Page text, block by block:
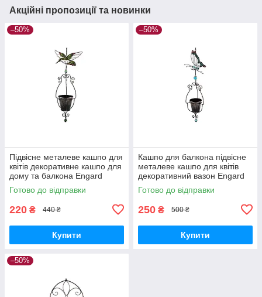
Акційні пропозиції та новинки
–50%
Підвісне металеве кашпо для
квітів декоративне кашпо для
дому та балкона Engard
Райська пташка (BF-21)
Готово до відправки
220 ₴ 440 ₴
Купити
–50%
Кашпо для балкона підвісне
металеве кашпо для квітів
декоративний вазон Engard
Райський метелик (BF-22)
Готово до відправки
250 ₴ 500 ₴
Купити
–50%